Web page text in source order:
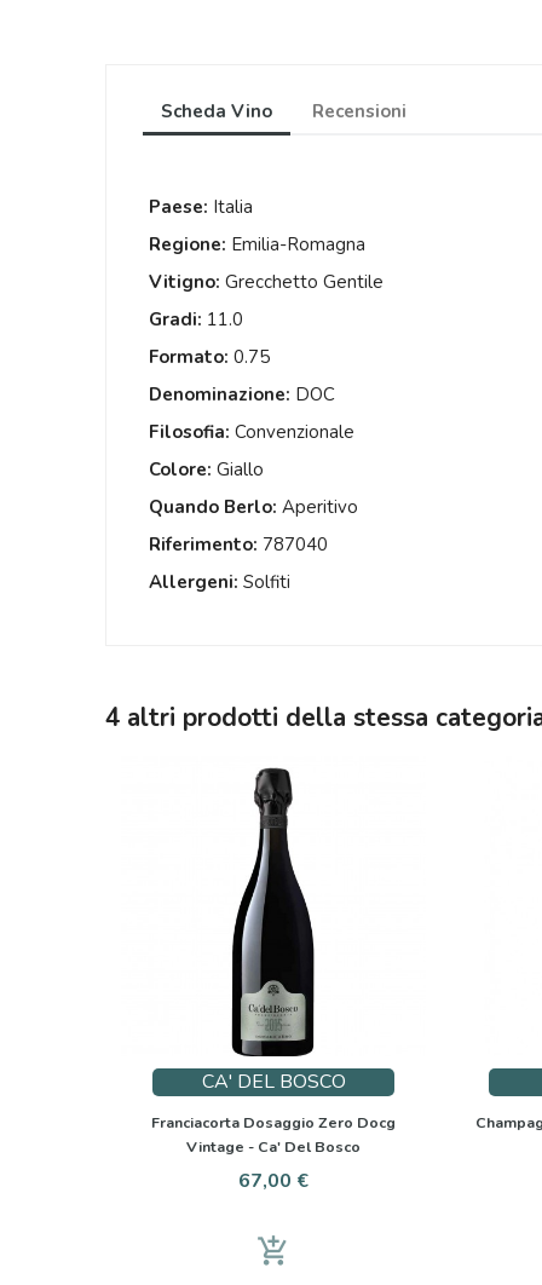
Scheda Vino Recensioni
Paese: Italia
Regione: Emilia-Romagna
Vitigno: Grecchetto Gentile
Gradi: 11.0
Formato: 0.75
Denominazione: DOC
Filosofia: Convenzionale
Colore: Giallo
Quando Berlo: Aperitivo
Riferimento: 787040
Allergeni: Solfiti
4 altri prodotti della stessa
CA' DEL BOSCO
Franciacorta Dosaggio Zero Docg
Vintage - Ca' Del Bosco
Prezzo
67,00 €
add_shopping_cart